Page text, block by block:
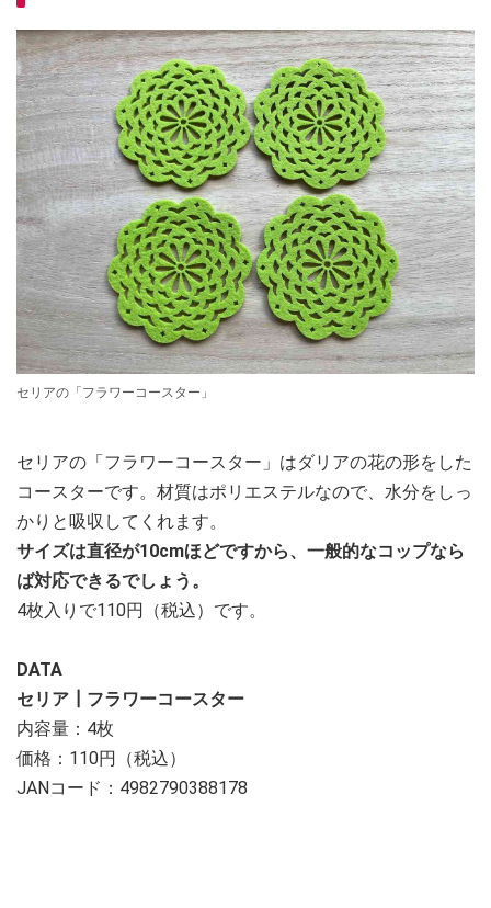
セリアの「フラワーコースター」
セリアの「フラワーコースター」はダリアの花の形をした
コースターです。材質はポリエステルなので、水分をしっ
かりと吸収してくれます。
サイズは直径が10cmほどですから、一般的なコップなら
ば対応できるでしょう。
4枚入りで110円（税込）です。
DATA
セリア┃フラワーコースター
内容量：4枚
価格：110円（税込）
JANコード：4982790388178